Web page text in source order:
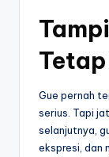
Gue pernah
serius. Tapi
selanjutnya,
ekspresi, dan